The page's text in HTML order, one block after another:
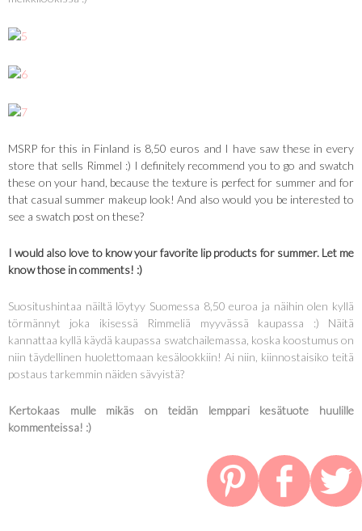
MSRP for this in Finland is 8,50 euros and I have saw these in every
store that sells Rimmel :) I definitely recommend you to go and swatch
these on your hand, because the texture is perfect for summer and for
that casual summer makeup look! And also would you be interested to
see a swatch post on these?
I would also love to know your favorite lip products for summer. Let me
know those in comments! :)
Suositushintaa näiltä löytyy Suomessa 8,50 euroa ja näihin olen kyllä
törmännyt joka ikisessä Rimmeliä myyvässä kaupassa :) Näitä
kannattaa kyllä käydä kaupassa swatchailemassa, koska koostumus on
niin täydellinen huolettomaan kesälookkiin! Ai niin, kiinnostaisiko teitä
postaus tarkemmin näiden sävyistä?
Kertokaas mulle mikäs on teidän lemppari kesätuote huulille
kommenteissa! :)